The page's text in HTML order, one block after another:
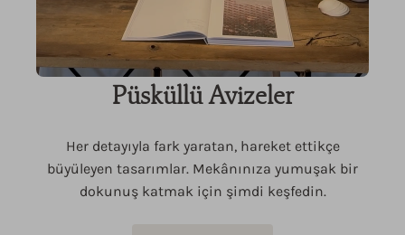
Püsküllü Avizeler
Her detayıyla fark yaratan, hareket ettikçe
büyüleyen tasarımlar. Mekânınıza yumuşak bir
dokunuş katmak için şimdi keşfedin.